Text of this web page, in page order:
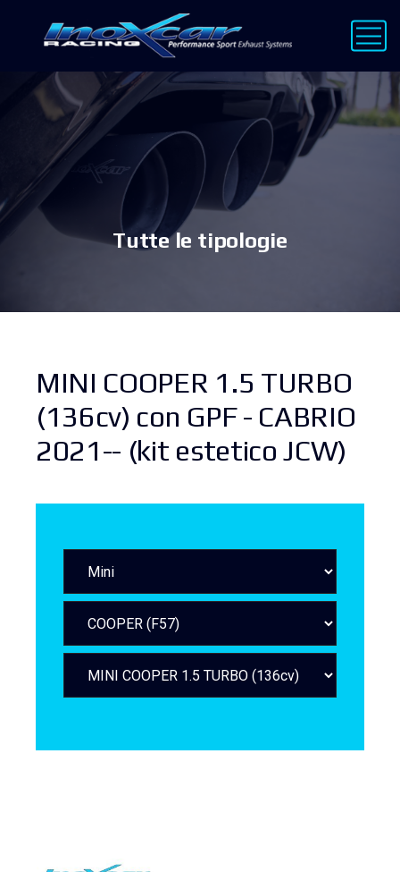
Tutte le tipologie
MINI COOPER 1.5 TURBO
(136cv) con GPF - CABRIO
2021-- (kit estetico JCW)